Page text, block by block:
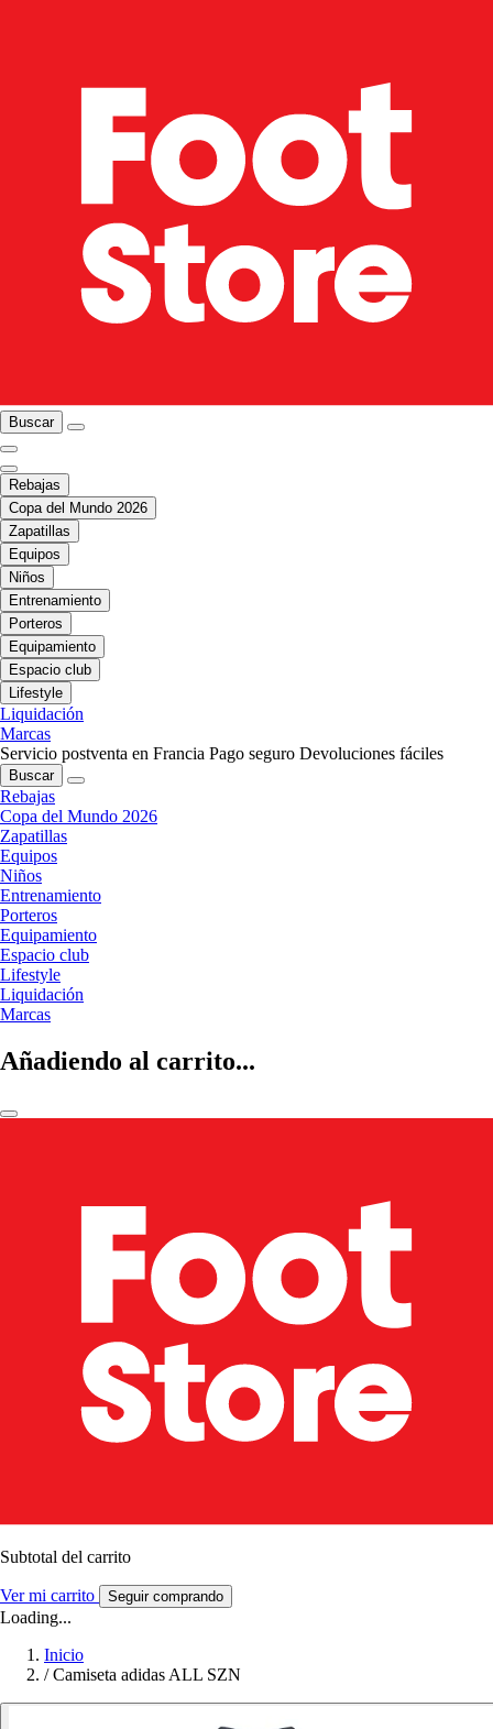
Buscar
Rebajas
Copa del Mundo 2026
Zapatillas
Equipos
Niños
Entrenamiento
Porteros
Equipamiento
Espacio club
Lifestyle
Liquidación
Marcas
Servicio postventa en Francia Pago seguro Devoluciones fáciles
Buscar
Rebajas
Copa del Mundo 2026
Zapatillas
Equipos
Niños
Entrenamiento
Porteros
Equipamiento
Espacio club
Lifestyle
Liquidación
Marcas
Añadiendo al carrito...
Subtotal del carrito
Ver mi carrito Seguir comprando
Loading...
Inicio
/ Camiseta adidas ALL SZN